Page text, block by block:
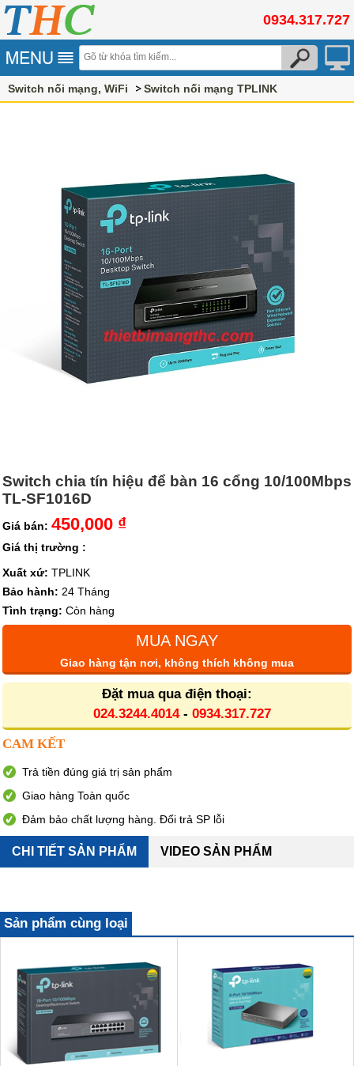
0934.317.727
Switch nối mạng, WiFi Switch nối mạng TPLINK
Switch chia tín hiệu để bàn 16 cổng 10/100Mbps
TL-SF1016D
Giá bán: 450,000 ₫
Giá thị trường :
Xuất xứ: TPLINK
Bảo hành: 24 Tháng
Tình trạng: Còn hàng
MUA NGAY
Giao hàng tận nơi, không thích không mua
Đặt mua qua điện thoại:
024.3244.4014- 0934.317.727
CAM KẾT
Trả tiền đúng giá trị sản phẩm
Giao hàng Toàn quốc
Đảm bảo chất lượng hàng. Đổi trả SP lỗi
CHI TIẾT SẢN PHẨM VIDEO SẢN PHẨM
Sản phẩm cùng loại